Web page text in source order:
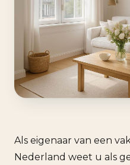
Als eigenaar van een
Nederland weet u als